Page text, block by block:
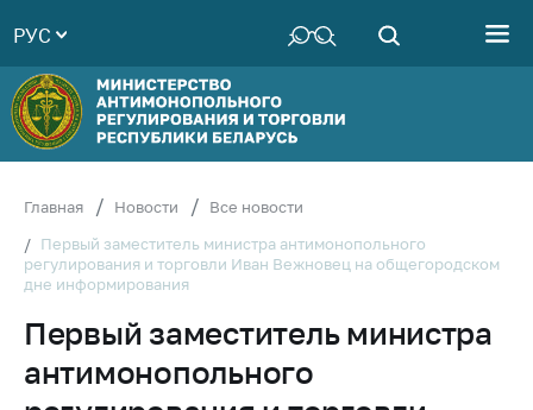
Руководство
Структура
Министерства
Территориальные
Законодательство
деятельность
Общественно-
РУС
Главная Новости
Все новости
Первый заместитель министра антимонопольного
регулирования и торговли Иван Вежновец на общегородском
дне информирования
Первый заместитель министра
антимонопольного